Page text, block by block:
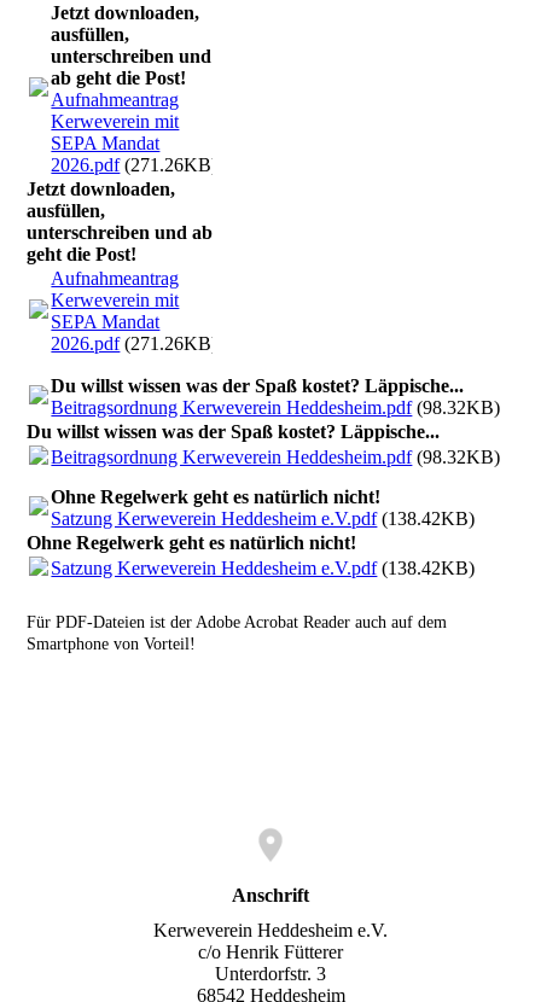
Jetzt downloaden,
ausfüllen,
unterschreiben und
ab geht die Post!
Aufnahmeantrag
Kerweverein mit
SEPA Mandat
2026.pdf(271.26KB)
Jetzt downloaden,
ausfüllen,
unterschreiben und ab
geht die Post!
Aufnahmeantrag
Kerweverein mit
SEPA Mandat
2026.pdf(271.26KB)
Du willst wissen was der Spaß kostet? Läppische...
Beitragsordnung Kerweverein Heddesheim.pdf(98.32KB)
Du willst wissen was der Spaß kostet? Läppische...
Beitragsordnung Kerweverein Heddesheim.pdf(98.32KB)
Ohne Regelwerk geht es natürlich nicht!
Satzung Kerweverein Heddesheim e.V.pdf(138.42KB)
Ohne Regelwerk geht es natürlich nicht!
Satzung Kerweverein Heddesheim e.V.pdf(138.42KB)
Für PDF-Dateien ist der Adobe Acrobat Reader auch auf dem
Smartphone von Vorteil!
Anschrift
Kerweverein Heddesheim e.V.
c/o Henrik Fütterer
Unterdorfstr. 3
68542 Heddesheim